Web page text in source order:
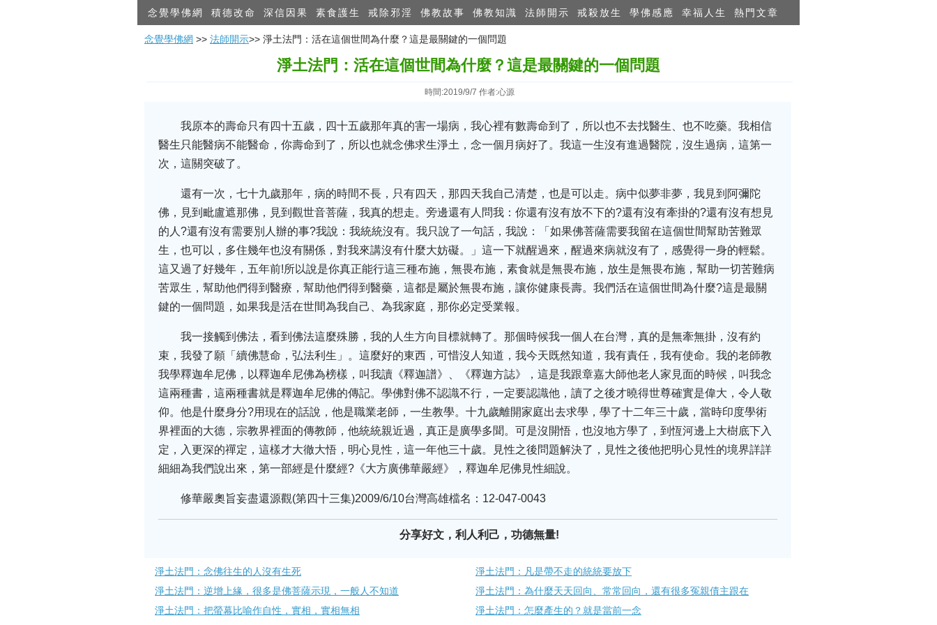
念覺學佛網 積德改命 深信因果 素食護生 戒除邪淫 佛教故事 佛教知識 法師開示 戒殺放生 學佛感應 幸福人生 熱門文章
念覺學佛網 >> 法師開示>> 淨土法門：活在這個世間為什麼？這是最關鍵的一個問題
淨土法門：活在這個世間為什麼？這是最關鍵的一個問題
時間:2019/9/7 作者:心源
我原本的壽命只有四十五歲，四十五歲那年真的害一場病，我心裡有數壽命到了，所以也不去找醫生、也不吃藥。我相信
醫生只能醫病不能醫命，你壽命到了，所以也就念佛求生淨土，念一個月病好了。我這一生沒有進過醫院，沒生過病，這第一
次，這關突破了。
還有一次，七十九歲那年，病的時間不長，只有四天，那四天我自己清楚，也是可以走。病中似夢非夢，我見到阿彌陀
佛，見到毗盧遮那佛，見到觀世音菩薩，我真的想走。旁邊還有人問我：你還有沒有放不下的?還有沒有牽掛的?還有沒有想見
的人?還有沒有需要別人辦的事?我說：我統統沒有。我只說了一句話，我說：「如果佛菩薩需要我留在這個世間幫助苦難眾
生，也可以，多住幾年也沒有關係，對我來講沒有什麼大妨礙。」這一下就醒過來，醒過來病就沒有了，感覺得一身的輕鬆。
這又過了好幾年，五年前!所以說是你真正能行這三種布施，無畏布施，素食就是無畏布施，放生是無畏布施，幫助一切苦難病
苦眾生，幫助他們得到醫療，幫助他們得到醫藥，這都是屬於無畏布施，讓你健康長壽。我們活在這個世間為什麼?這是最關
鍵的一個問題，如果我是活在世間為我自己、為我家庭，那你必定受業報。
我一接觸到佛法，看到佛法這麼殊勝，我的人生方向目標就轉了。那個時候我一個人在台灣，真的是無牽無掛，沒有約
束，我發了願「續佛慧命，弘法利生」。這麼好的東西，可惜沒人知道，我今天既然知道，我有責任，我有使命。我的老師教
我學釋迦牟尼佛，以釋迦牟尼佛為榜樣，叫我讀《釋迦譜》、《釋迦方誌》，這是我跟章嘉大師他老人家見面的時候，叫我念
這兩種書，這兩種書就是釋迦牟尼佛的傳記。學佛對佛不認識不行，一定要認識他，讀了之後才曉得世尊確實是偉大，令人敬
仰。他是什麼身分?用現在的話說，他是職業老師，一生教學。十九歲離開家庭出去求學，學了十二年三十歲，當時印度學術
界裡面的大德，宗教界裡面的傳教師，他統統親近過，真正是廣學多聞。可是沒開悟，也沒地方學了，到恆河邊上大樹底下入
定，入更深的禪定，這樣才大徹大悟，明心見性，這一年他三十歲。見性之後問題解決了，見性之後他把明心見性的境界詳詳
細細為我們說出來，第一部經是什麼經?《大方廣佛華嚴經》，釋迦牟尼佛見性細說。
修華嚴奧旨妄盡還源觀(第四十三集)2009/6/10台灣高雄檔名：12-047-0043
分享好文，利人利己，功德無量!
淨土法門：念佛往生的人沒有生死
淨土法門：凡是帶不走的統統要放下
淨土法門：逆增上緣，很多是佛菩薩示現，一般人不知道
淨土法門：為什麼天天回向、常常回向，還有很多冤親債主跟在
淨土法門：把螢幕比喻作自性，實相，實相無相
淨土法門：怎麼產生的？就是當前一念